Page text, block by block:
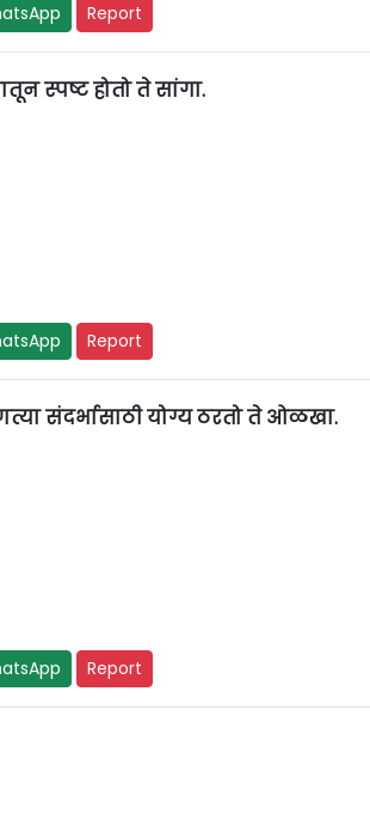
Report
स्पष्ट होतो ते सांगा.
Report
संदर्भासाठी योग्य ठरतो ते ओळखा.
Report